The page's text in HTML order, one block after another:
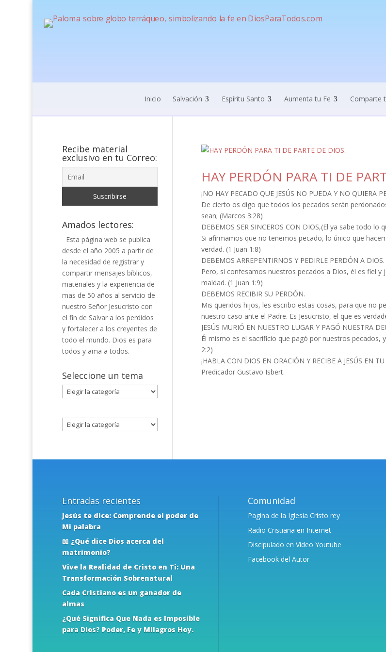
Inicio Salvación Espíritu Santo Aumenta tu Fe Comparte
HAY PERDÓN PARA TI DE
¡NO HAY PECADO QUE JESÚS NO PUEDA Y NO QUIERA
De cierto os digo que todos los pecados serán
sean; (Marcos 3:28)
DEBEMOS SER SINCEROS CON DIOS,(El ya sabe todo lo
Si afirmamos que no tenemos pecado, lo único que
verdad. (1 Juan 1:8)
DEBEMOS ARREPENTIRNOS Y PEDIRLE PERDÓN A DIOS.
Pero, si confesamos nuestros pecados a Dios, él es fiel
maldad. (1 Juan 1:9)
DEBEMOS RECIBIR SU PERDÓN.
Mis queridos hijos, les escribo estas cosas, para que no
nuestro caso ante el Padre. Es Jesucristo, el que es
JESÚS MURIÓ EN NUESTRO LUGAR Y PAGÓ NUESTRA
Él mismo es el sacrificio que pagó por nuestros
2:2)
¡HABLA CON DIOS EN ORACIÓN Y RECIBE A JESÚS EN
Predicador Gustavo Isbert.
Recibe material
exclusivo en tu Correo:
Amados lectores:
Esta página web se publica
desde el año 2005 a partir de
la necesidad de registrar y
compartir mensajes bíblicos,
materiales y la experiencia de
mas de 50 años al servicio de
nuestro Señor Jesucristo con
el fin de Salvar a los perdidos
y fortalecer a los creyentes de
todo el mundo. Dios es para
todos y ama a todos.
Seleccione un tema
Seleccione
un
Entradas recientes
Jesús te dice: Comprende el poder de
Mi palabra
📖 ¿Qué dice Dios acerca del
matrimonio?
Vive la Realidad de Cristo en Ti: Una
Transformación Sobrenatural
Cada Cristiano es un ganador de
almas
¿Qué Significa Que Nada es Imposible
para Dios? Poder, Fe y Milagros Hoy.
Comunidad
Pagina de la Iglesia Cristo rey
Radio Cristiana en Internet
Discipulado en Video Youtube
Facebook del Autor